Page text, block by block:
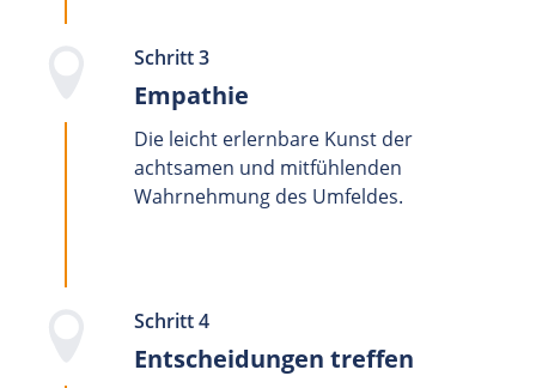
Schritt 3
Empathie
Die leicht erlernbare Kunst der
achtsamen und mitfühlenden
Wahrnehmung des Umfeldes.
Schritt 4
Entscheidungen treffen